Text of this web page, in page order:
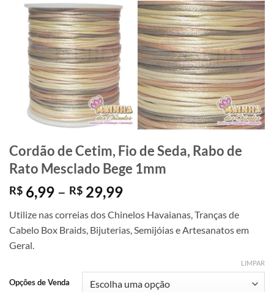
Cordão de Cetim, Fio de Seda, Rabo de
Rato Mesclado Bege 1mm
R$ 6,99 – R$ 29,99Faixa
preço:
R$ 6,99
Utilize nas correias dos Chinelos Havaianas, Tranças de
Cabelo Box Braids, Bijuterias, Semijóias e Artesanatos em
Geral.
Opções de Venda
LIMPAR